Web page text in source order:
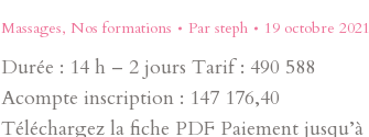
Massages, Nos formations Par steph 19 octobre 2021
Durée : 14 h – 2 jours Tarif : 490 588
Acompte inscription : 147 176,40
Téléchargez la fiche PDF Paiement jusqu’à